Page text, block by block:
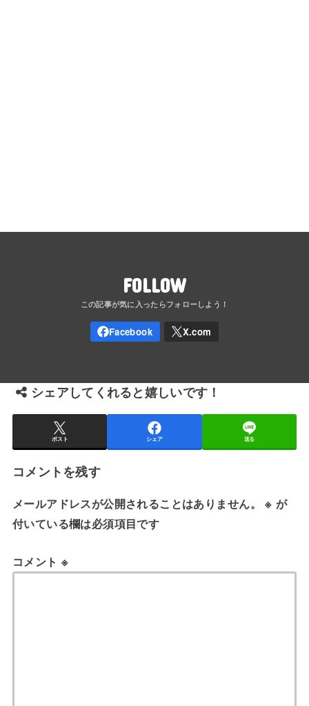
FOLLOW
シェアしてくれると嬉しいです！
ポスト シェア 送る
コメントを残す
メールアドレスが公開されることはありません。 ※ が
付いている欄は必須項目です
コメント ※